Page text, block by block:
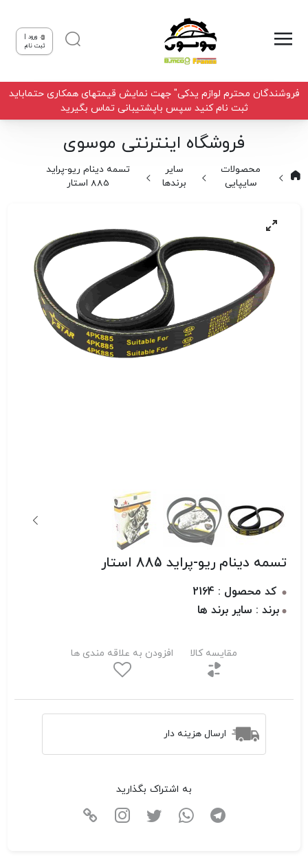
ورود |
ثبت نام
فروشندگان محترم لوازم یدکی" جهت نمایش قیمتهای همکاری حتماباید
ثبت نام کنید سپس باپشتیبانی تماس بگیرید
فروشگاه اینترنتی موسوی
محصولات
سایپایی
سایر
برندها
تسمه دینام ریو-پراید
885 استار
تسمه دینام ریو-پراید 885 استار
کد محصول : 2164
برند : سایر برند ها
مقایسه کالا افزودن به علاقه مندی ها
ارسال هزینه دار
به اشتراک بگذارید